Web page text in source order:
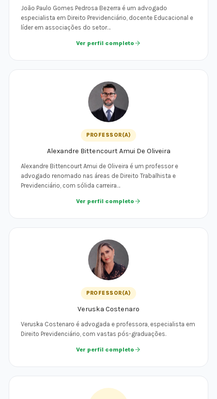
João Paulo Gomes Pedrosa Bezerra é um advogado
especialista em Direito Previdenciário, docente Educacional e
líder em associações do setor…
Ver perfil completo
PROFESSOR(A)
Alexandre Bittencourt Amui De Oliveira
Alexandre Bittencourt Amui de Oliveira é um professor e
advogado renomado nas áreas de Direito Trabalhista e
Previdenciário, com sólida carreira…
Ver perfil completo
PROFESSOR(A)
Veruska Costenaro
Veruska Costenaro é advogada e professora, especialista em
Direito Previdenciário, com vastas pós-graduações.
Ver perfil completo